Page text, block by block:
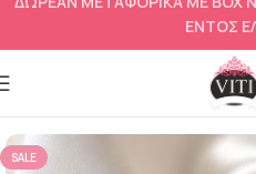
Αρχική σελίδα Καρφίτσες
SALE
ΕΝΤΟΣ